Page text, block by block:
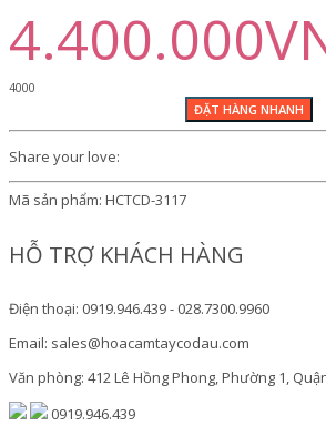
4000
Share your love:
Mã sản phẩm: HCTCD-3117
HỖ TRỢ KHÁCH HÀNG
Điện thoại: 0919.946.439 - 028.7300.9960
Email: sales@hoacamtaycodau.com
Văn phòng: 412 Lê Hồng Phong, Phường 1,
0919.946.439